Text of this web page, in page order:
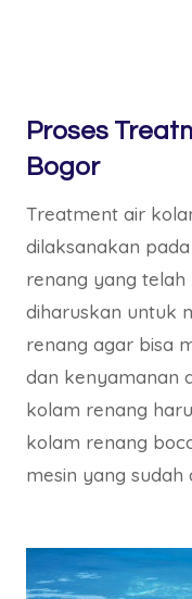
Proses
Bogor
Treatment air
dilaksanakan
renang yang telah
diharuskan untuk
renang agar bisa
dan kenyamanan
kolam renang
kolam renang
mesin yang sudah